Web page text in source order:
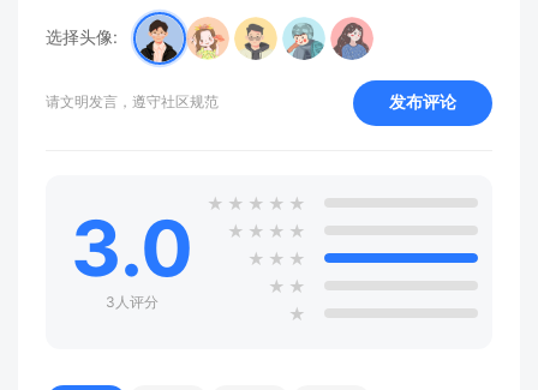
选择头像:
请文明发言，遵守社区规范 发布评论
3.0
3人评分
★ ★ ★ ★ ★
★ ★ ★ ★
★ ★ ★
★ ★
★